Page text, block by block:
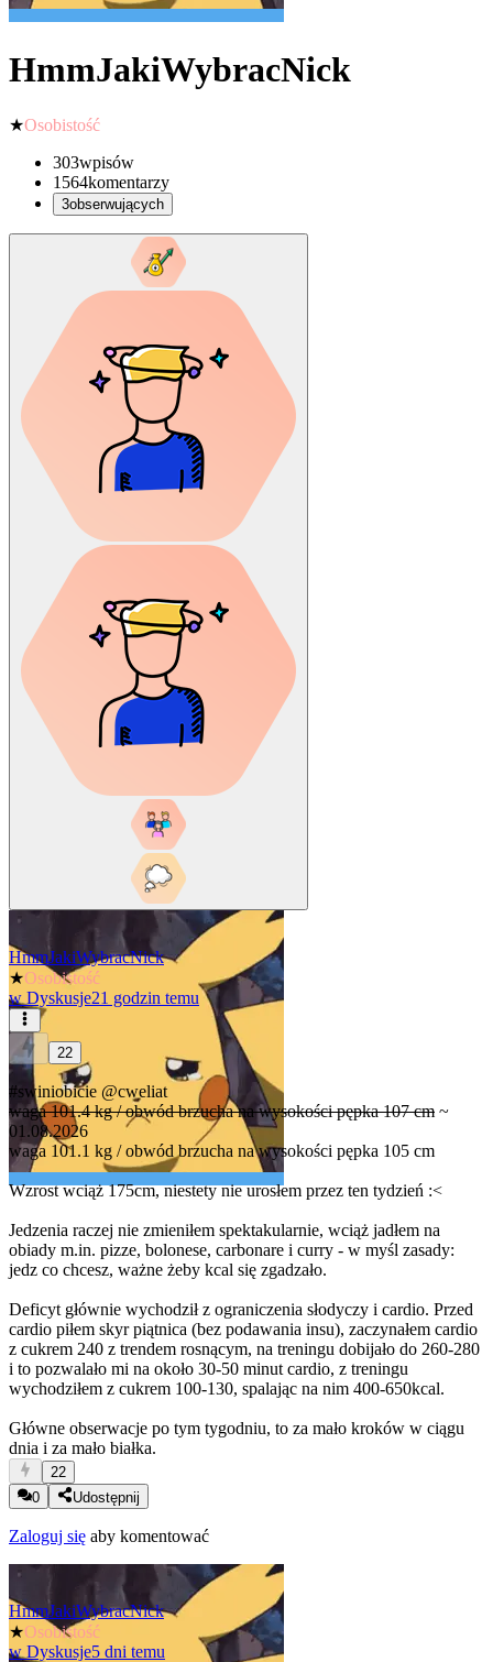
HmmJakiWybracNick
★Osobistość
303wpisów
1564komentarzy
3obserwujących
HmmJakiWybracNick
★Osobistość
w Dyskusje21 godzin temu
22
#swiniobicie @cweliat
waga 101.4 kg / obwód brzucha na wysokości pępka 107 cm ~
01.08.2026
waga 101.1 kg / obwód brzucha na wysokości pępka 105 cm
Wzrost wciąż 175cm, niestety nie urosłem przez ten tydzień :<
Jedzenia raczej nie zmieniłem spektakularnie, wciąż jadłem na
obiady m.in. pizze, bolonese, carbonare i curry - w myśl zasady:
jedz co chcesz, ważne żeby kcal się zgadzało.
Deficyt głównie wychodził z ograniczenia słodyczy i cardio. Przed
cardio piłem skyr piątnica (bez podawania insu), zaczynałem cardio
z cukrem 240 z trendem rosnącym, na treningu dobijało do 260-280
i to pozwalało mi na około 30-50 minut cardio, z treningu
wychodziłem z cukrem 100-130, spalając na nim 400-650kcal.
Główne obserwacje po tym tygodniu, to za mało kroków w ciągu
dnia i za mało białka.
22
0
Udostępnij
Zaloguj się aby komentować
HmmJakiWybracNick
★Osobistość
w Dyskusje5 dni temu